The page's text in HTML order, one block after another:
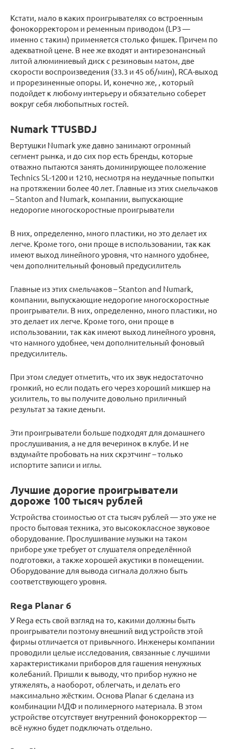
Кстати, мало в каких проигрывателях со встроенным
фонокорректором и ременным приводом (LP3 —
именно с таким) применяется столько фишек. Причем по
адекватной цене. В нее же входят и антирезонансный
литой алюминиевый диск с резиновым матом, две
скорости воспроизведения (33.3 и 45 об/мин), RCA-выход
и прорезиненные опоры. И, конечно же, , который
подойдет к любому интерьеру и обязательно соберет
вокруг себя любопытных гостей.
Numark TTUSBDJ
Вертушки Numark уже давно занимают огромный
сегмент рынка, и до сих пор есть бренды, которые
отважно пытаются занять доминирующее положение
Technics SL-1200 и 1210, несмотря на неудачные попытки
на протяжении более 40 лет. Главные из этих смельчаков
– Stanton and Numark, компании, выпускающие
недорогие многоскоростные проигрыватели
В них, определенно, много пластики, но это делает их
легче. Кроме того, они проще в использовании, так как
имеют выход линейного уровня, что намного удобнее,
чем дополнительный фоновый предусилитель
Главные из этих смельчаков – Stanton and Numark,
компании, выпускающие недорогие многоскоростные
проигрыватели. В них, определенно, много пластики, но
это делает их легче. Кроме того, они проще в
использовании, так как имеют выход линейного уровня,
что намного удобнее, чем дополнительный фоновый
предусилитель.
При этом следует отметить, что их звук недостаточно
громкий, но если подать его через хороший микшер на
усилитель, то вы получите довольно приличный
результат за такие деньги.
Эти проигрыватели больше подходят для домашнего
прослушивания, а не для вечеринок в клубе. И не
вздумайте пробовать на них скрэтчинг – только
испортите записи и иглы.
Лучшие дорогие проигрыватели
дороже 100 тысяч рублей
Устройства стоимостью от ста тысяч рублей — это уже не
просто бытовая техника, это высококлассное звуковое
оборудование. Прослушивание музыки на таком
приборе уже требует от слушателя определённой
подготовки, а также хорошей акустики в помещении.
Оборудование для вывода сигнала должно быть
соответствующего уровня.
Rega Planar 6
У Rega есть свой взгляд на то, какими должны быть
проигрыватели поэтому внешний вид устройств этой
фирмы отличается от привычного. Инженеры компании
проводили целые исследования, связанные с лучшими
характеристиками приборов для гашения ненужных
колебаний. Пришли к выводу, что прибор нужно не
утяжелять, а наоборот, облегчать, и делать его
максимально жёстким. Основа Planar 6 сделана из
комбинации МДФ и полимерного материала. В этом
устройстве отсутствует внутренний фонокорректор —
всё нужно будет подключать отдельно.